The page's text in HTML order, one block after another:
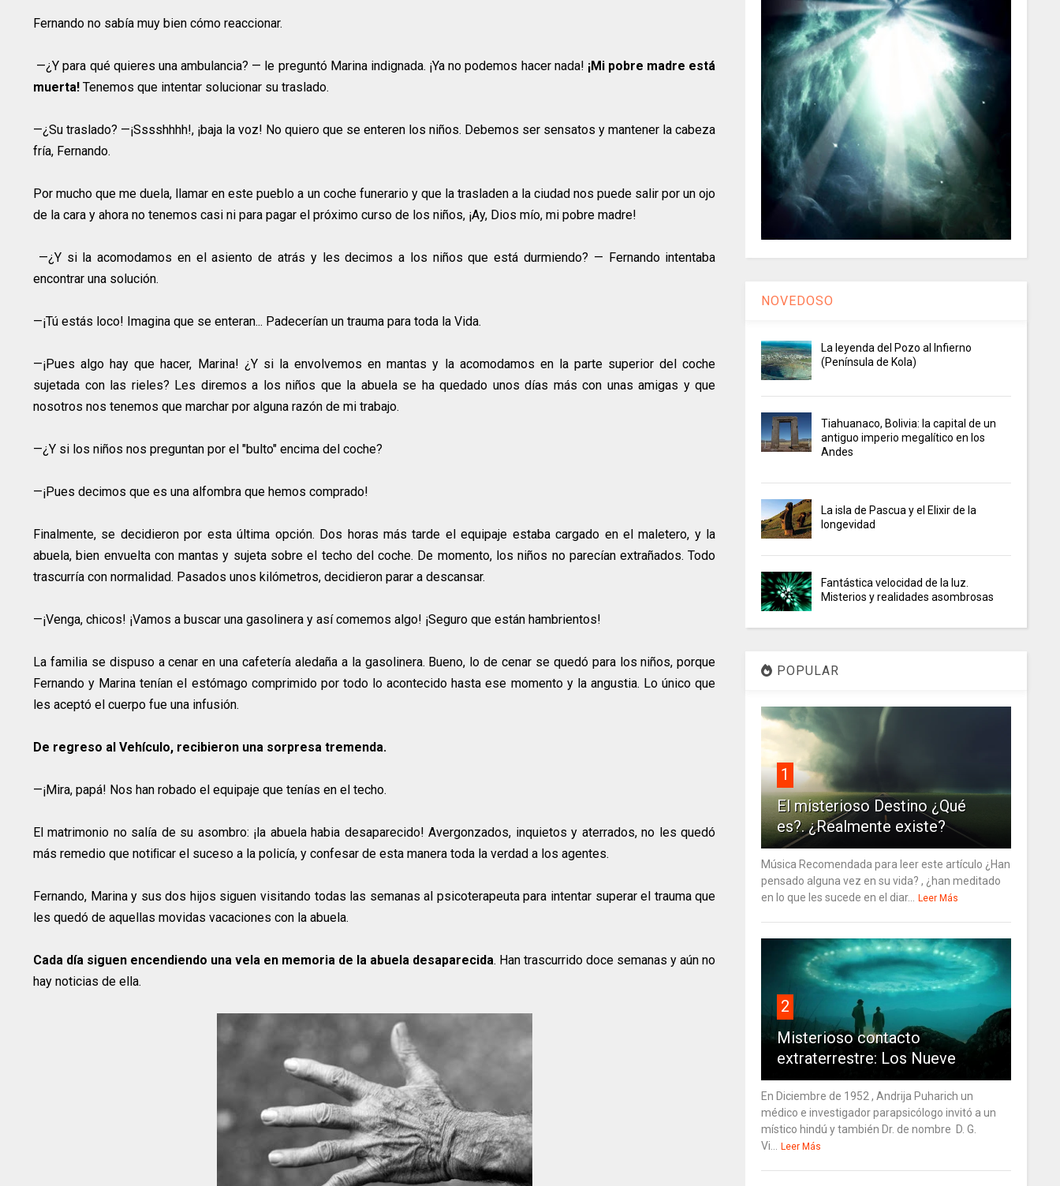
Fernando no sabía muy bien cómo reaccionar.
—¿Y para qué quieres una ambulancia? — le preguntó Marina indignada. ¡Ya no podemos hacer nada! ¡Mi pobre madre está
muerta! Tenemos que intentar solucionar su traslado.
—¿Su traslado? —¡Sssshhhh!, ¡baja la voz! No quiero que se enteren los niños. Debemos ser sensatos y mantener la cabeza
fría, Fernando.
Por mucho que me duela, llamar en este pueblo a un coche funerario y que la trasladen a la ciudad nos puede salir por un ojo
de la cara y ahora no tenemos casi ni para pagar el próximo curso de los niños, ¡Ay, Dios mío, mi pobre madre!
—¿Y si la acomodamos en el asiento de atrás y les decimos a los niños que está durmiendo? — Fernando intentaba
encontrar una solución.
—¡Tú estás loco! Imagina que se enteran... Padecerían un trauma para toda la Vida.
—¡Pues algo hay que hacer, Marina! ¿Y si la envolvemos en mantas y la acomodamos en la parte superior del coche
sujetada con las rieles? Les diremos a los niños que la abuela se ha quedado unos días más con unas amigas y que
nosotros nos tenemos que marchar por alguna razón de mi trabajo.
—¿Y si los niños nos preguntan por el "bulto" encima del coche?
—¡Pues decimos que es una alfombra que hemos comprado!
Finalmente, se decidieron por esta última opción. Dos horas más tarde el equipaje estaba cargado en el maletero, y la
abuela, bien envuelta con mantas y sujeta sobre el techo del coche. De momento, los niños no parecían extrañados. Todo
trascurría con normalidad. Pasados unos kilómetros, decidieron parar a descansar.
—¡Venga, chicos! ¡Vamos a buscar una gasolinera y así comemos algo! ¡Seguro que están hambrientos!
La familia se dispuso a cenar en una cafetería aledaña a la gasolinera. Bueno, lo de cenar se quedó para los niños, porque
Fernando y Marina tenían el estómago comprimido por todo lo acontecido hasta ese momento y la angustia. Lo único que
les aceptó el cuerpo fue una infusión.
De regreso al Vehículo, recibieron una sorpresa tremenda.
—¡Mira, papá! Nos han robado el equipaje que tenías en el techo.
El matrimonio no salía de su asombro: ¡la abuela habia desaparecido! Avergonzados, inquietos y aterrados, no les quedó
más remedio que notiﬁcar el suceso a la policía, y confesar de esta manera toda la verdad a los agentes.
Fernando, Marina y sus dos hijos siguen visitando todas las semanas al psicoterapeuta para intentar superar el trauma que
les quedó de aquellas movidas vacaciones con la abuela.
Cada día siguen encendiendo una vela en memoria de la abuela desaparecida. Han trascurrido doce semanas y aún no
hay noticias de ella.
NOVEDOSO
La leyenda del Pozo al Infierno
(Península de Kola)
Tiahuanaco, Bolivia: la capital de un
antiguo imperio megalítico en los
Andes
La isla de Pascua y el Elixir de la
longevidad
Fantástica velocidad de la luz.
Misterios y realidades asombrosas
POPULAR
1
El misterioso Destino ¿Qué
es?. ¿Realmente existe?
Música Recomendada para leer este artículo ¿Han
pensado alguna vez en su vida? , ¿han meditado
en lo que les sucede en el diar...
Leer Más
2
Misterioso contacto
extraterrestre: Los Nueve
En Diciembre de 1952 , Andrija Puharich un
médico e investigador parapsicólogo invitó a un
místico hindú y también Dr. de nombre D. G.
Vi...
Leer Más